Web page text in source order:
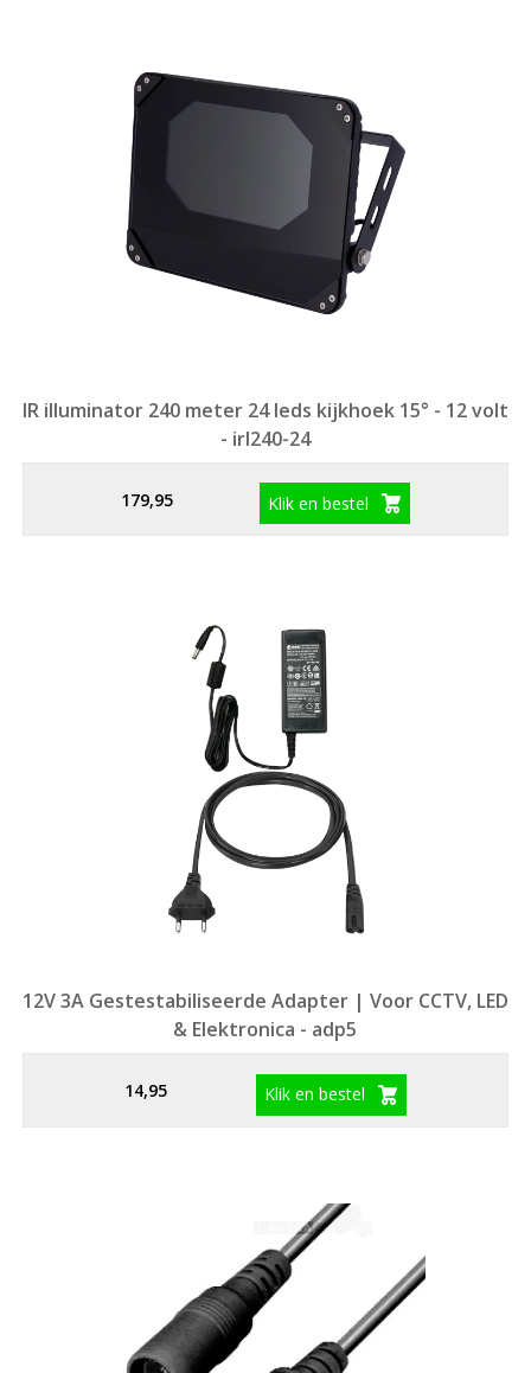
IR illuminator 240 meter 24 leds kijkhoek 15° - 12 volt
- irl240-24
179,95 Klik en bestel
12V 3A Gestestabiliseerde Adapter | Voor CCTV, LED
& Elektronica - adp5
14,95 Klik en bestel